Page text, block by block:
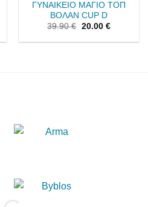
ΓΥΝΑΙΚΕΙΟ ΜΑΓΙΟ ΤΟΠ
ΒΟΛΑΝ CUP D
39.90€ 20.00 €